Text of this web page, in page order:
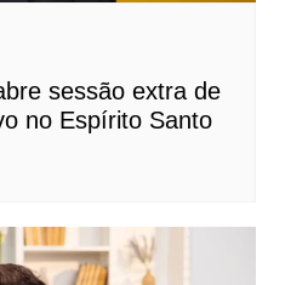
sessão extra de
no Espírito Santo